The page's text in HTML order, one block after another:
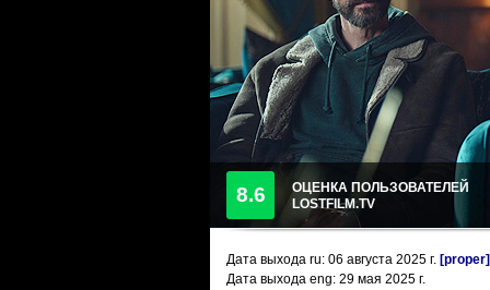
8.6
ОЦЕНКА ПОЛЬЗОВАТЕЛЕЙ
LOSTFILM.TV
Дата выхода ru: 06 августа 2025 г. [proper]
Дата выхода eng: 29 мая 2025 г.